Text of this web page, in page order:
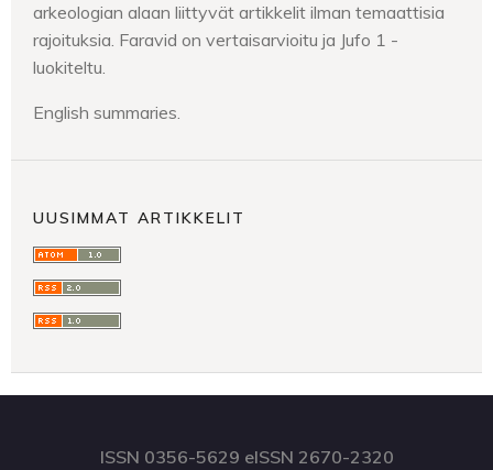
arkeologian alaan liittyvät artikkelit ilman temaattisia
rajoituksia. Faravid on vertaisarvioitu ja Jufo 1 -
luokiteltu.
English summaries.
UUSIMMAT ARTIKKELIT
ISSN 0356-5629 eISSN 2670-2320